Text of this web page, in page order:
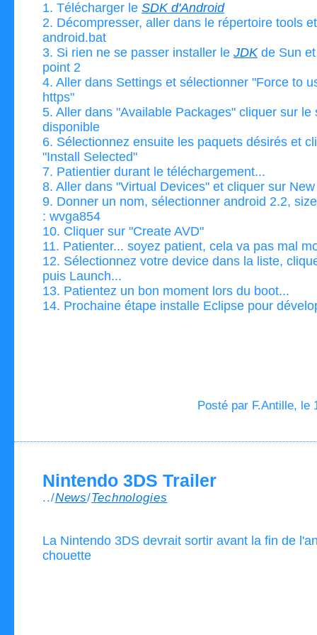
1. Télécharger le SDK d'Android
2. Décompresser, aller dans le répertoire tools
android.bat
3. Si rien ne se passer installer le JDKde Sun
point 2
4. Aller dans Settings et sélectionner "Force to
https"
5. Aller dans "Available Packages" cliquer sur le
disponible
6. Sélectionnez ensuite les paquets désirés et
"Install Selected"
7. Patientier durant le téléchargement...
8. Aller dans "Virtual Devices" et cliquer sur New
9. Donner un nom, sélectionner android 2.2,
: wvga854
10. Cliquer sur "Create AVD"
11. Patienter... soyez patient, cela va pas mal
12. Sélectionnez votre device dans la liste,
puis Launch...
13. Patientez un bon moment lors du boot...
14. Prochaine étape installe Eclipse pour
Posté par F.Antille, le
Nintendo 3DS Trailer
../News/Technologies
La Nintendo 3DS devrait sortir avant la fin de
chouette